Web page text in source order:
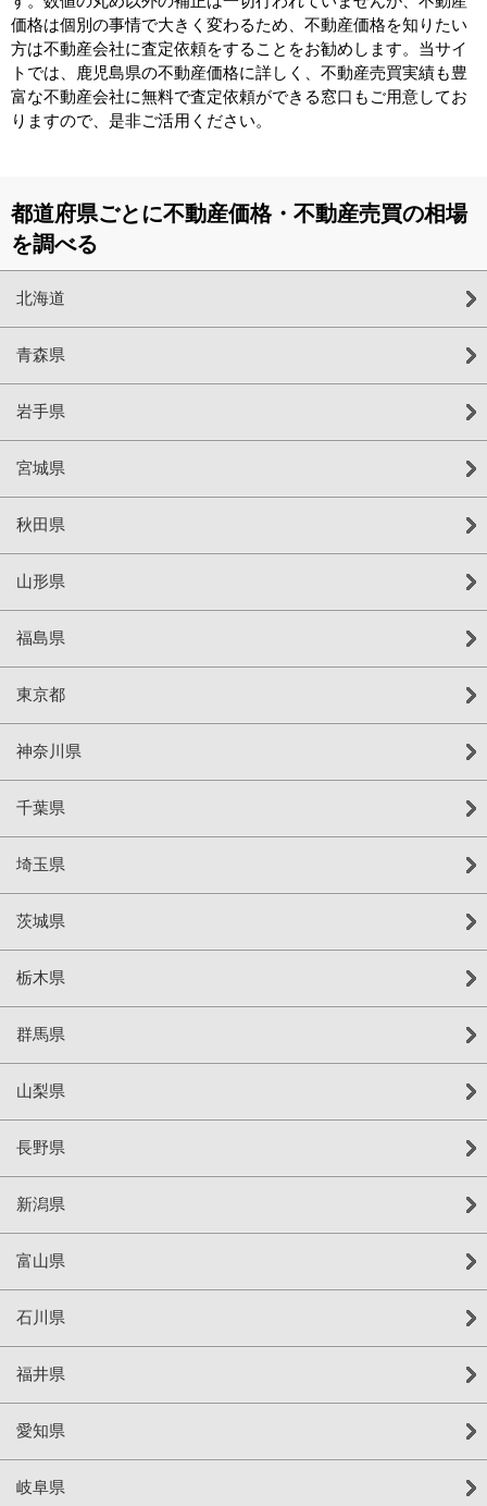
価格は個別の事情で大きく変わるため、不動産価格を知りたい
方は不動産会社に査定依頼をすることをお勧めします。当サイ
トでは、鹿児島県の不動産価格に詳しく、不動産売買実績も豊
富な不動産会社に無料で査定依頼ができる窓口もご用意してお
りますので、是非ご活用ください。
都道府県ごとに不動産価格・不動産売買の相場
を調べる
北海道
青森県
岩手県
宮城県
秋田県
山形県
福島県
東京都
神奈川県
千葉県
埼玉県
茨城県
栃木県
群馬県
山梨県
長野県
新潟県
富山県
石川県
福井県
愛知県
岐阜県